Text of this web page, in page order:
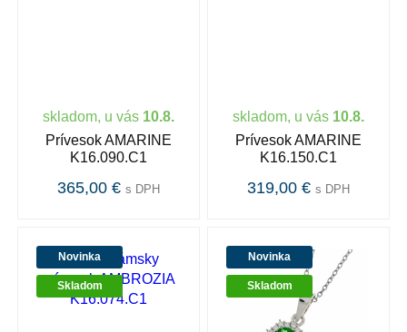
skladom, u vás 10.8.
Prívesok AMARINE
K16.090.C1
365,00 € s DPH
skladom, u vás 10.8.
Prívesok AMARINE
K16.150.C1
319,00 € s DPH
Novinka
Skladom
Novinka
Skladom